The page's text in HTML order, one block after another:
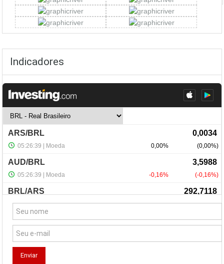
Indicadores
NewsLetter